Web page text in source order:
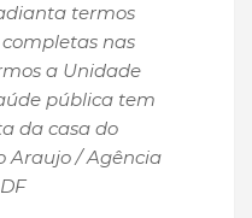
termos
nas
a Unidade
pública tem
da casa do
Araujo / Agência